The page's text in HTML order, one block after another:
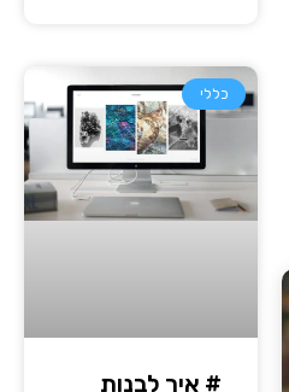
כללי
# איך לבנות